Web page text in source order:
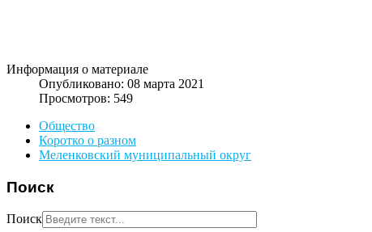
Информация о материале
Опубликовано: 08 марта 2021
Просмотров: 549
Общество
Коротко о разном
Меленковский муниципальный округ
Поиск
Поиск